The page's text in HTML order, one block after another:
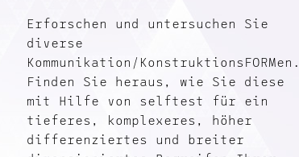
Erforschen und untersuchen Sie
diverse
Kommunikation/KonstruktionsFORMen.
Finden Sie heraus, wie Sie diese
mit Hilfe von selftest für ein
tieferes, komplexeres, höher
differenziertes und breiter